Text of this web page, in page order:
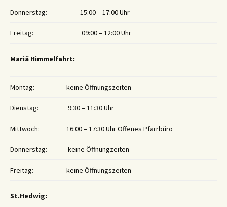
Donnerstag: 15:00 – 17:00 Uhr
Freitag: 09:00 – 12:00 Uhr
Mariä Himmelfahrt:
Montag: keine Öffnungszeiten
Dienstag: 9:30 – 11:30 Uhr
Mittwoch: 16:00 – 17:30 Uhr Offenes Pfarrbüro
Donnerstag: keine Öffnungzeiten
Freitag: keine Öffnungszeiten
St.Hedwig: